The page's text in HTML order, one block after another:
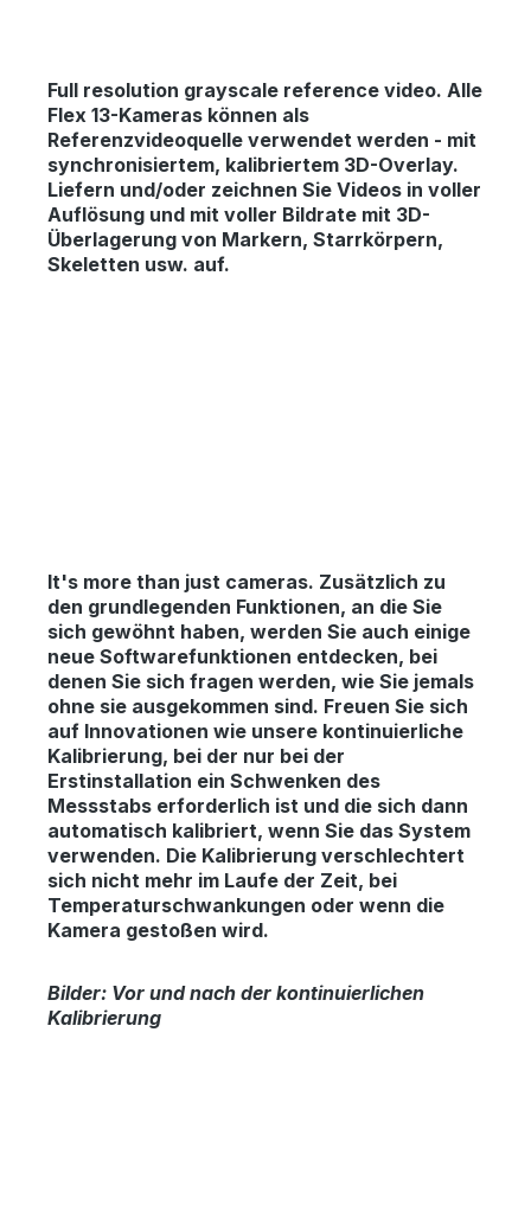
Full resolution grayscale reference video. Alle
Flex 13-Kameras können als
Referenzvideoquelle verwendet werden - mit
synchronisiertem, kalibriertem 3D-Overlay.
Liefern und/oder zeichnen Sie Videos in voller
Auflösung und mit voller Bildrate mit 3D-
Überlagerung von Markern, Starrkörpern,
Skeletten usw. auf.
It's more than just cameras. Zusätzlich zu
den grundlegenden Funktionen, an die Sie
sich gewöhnt haben, werden Sie auch einige
neue Softwarefunktionen entdecken, bei
denen Sie sich fragen werden, wie Sie jemals
ohne sie ausgekommen sind. Freuen Sie sich
auf Innovationen wie unsere kontinuierliche
Kalibrierung, bei der nur bei der
Erstinstallation ein Schwenken des
Messstabs erforderlich ist und die sich dann
automatisch kalibriert, wenn Sie das System
verwenden. Die Kalibrierung verschlechtert
sich nicht mehr im Laufe der Zeit, bei
Temperaturschwankungen oder wenn die
Kamera gestoßen wird.
Bilder: Vor und nach der kontinuierlichen
Kalibrierung